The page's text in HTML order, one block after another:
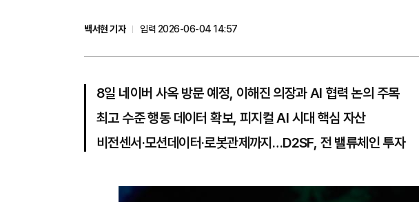
백서현 기자
입력 2026-06-04 14:57
8일 네이버 사옥 방문 예정, 이해진 의장과 AI 협력 논의 주목
최고 수준 행동 데이터 확보, 피지컬 AI 시대 핵심 자산
비전센서·모션데이터·로봇관제까지…D2SF, 전 밸류체인 투자